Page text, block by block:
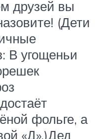
друзей вы
(Дети
В угощеньи
фольге, а
«Д».)Дед